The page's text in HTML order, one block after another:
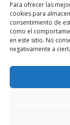
Para ofrecer las
cookies para
consentimiento de
como el
en este sitio. No
negativamente a
REDES SOCIALES